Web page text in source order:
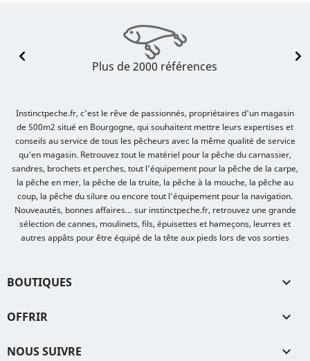
Plus de 2000 références
Instinctpeche.fr, c'est le rêve de passionnés, propriétaires d'un magasin
de 500m2 situé en Bourgogne, qui souhaitent mettre leurs expertises et
conseils au service de tous les pêcheurs avec la même qualité de service
qu'en magasin. Retrouvez tout le matériel pour la pêche du carnassier,
sandres, brochets et perches, tout l’équipement pour la pêche de la carpe,
la pêche en mer, la pêche de la truite, la pêche à la mouche, la pêche au
coup, la pêche du silure ou encore tout l’équipement pour la navigation.
Nouveautés, bonnes affaires… sur instinctpeche.fr, retrouvez une grande
sélection de cannes, moulinets, fils, épuisettes et hameçons, leurres et
autres appâts pour être équipé de la tête aux pieds lors de vos sorties
BOUTIQUES 
OFFRIR 
NOUS SUIVRE 